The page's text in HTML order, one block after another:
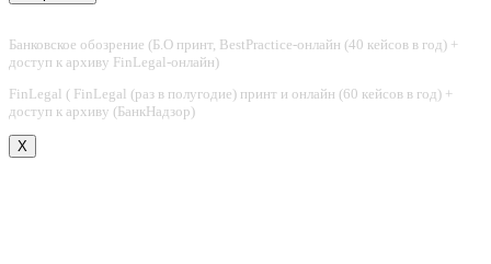
Банковское обозрение (Б.О принт, BestPractice-онлайн (40 кейсов в год) +
доступ к архиву FinLegal-онлайн)
FinLegal ( FinLegal (раз в полугодие) принт и онлайн (60 кейсов в год) +
доступ к архиву (БанкНадзор)
X